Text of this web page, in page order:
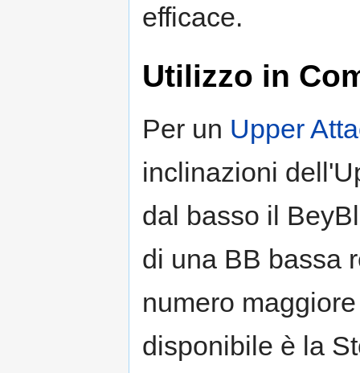
efficace.
Utilizzo in
Per un Upper
inclinazioni
dal basso il
di una BB bassa
numero
disponibile è la